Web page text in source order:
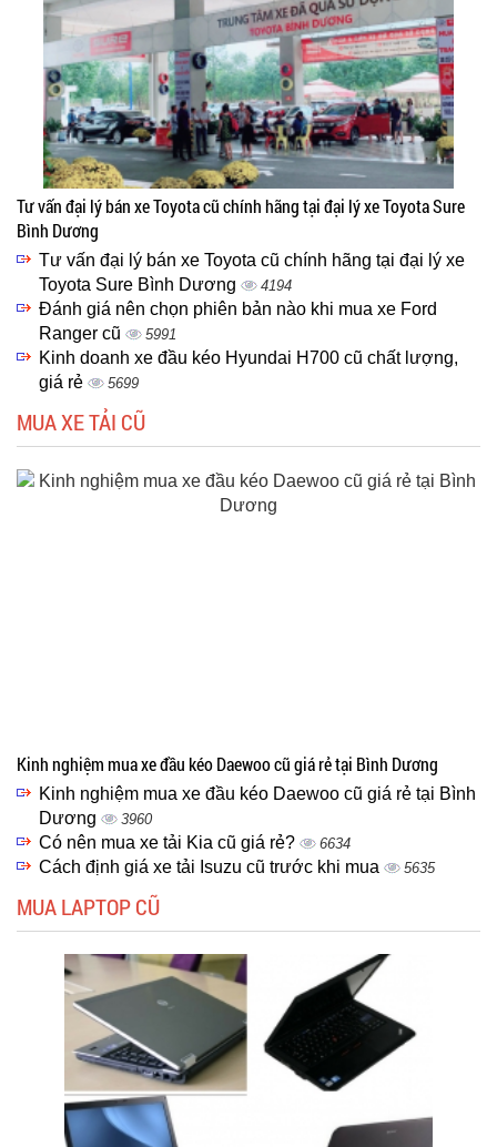
Tư vấn đại lý bán xe Toyota cũ chính hãng tại đại lý xe Toyota Sure
Bình Dương
Tư vấn đại lý bán xe Toyota cũ chính hãng tại đại lý xe
Toyota Sure Bình Dương
4194
Đánh giá nên chọn phiên bản nào khi mua xe Ford
Ranger cũ
5991
Kinh doanh xe đầu kéo Hyundai H700 cũ chất lượng,
giá rẻ
5699
MUA XE TẢI CŨ
Kinh nghiệm mua xe đầu kéo Daewoo cũ giá rẻ tại Bình Dương
Kinh nghiệm mua xe đầu kéo Daewoo cũ giá rẻ tại Bình
Dương
3960
Có nên mua xe tải Kia cũ giá rẻ? 6634
Cách định giá xe tải Isuzu cũ trước khi mua 5635
MUA LAPTOP CŨ